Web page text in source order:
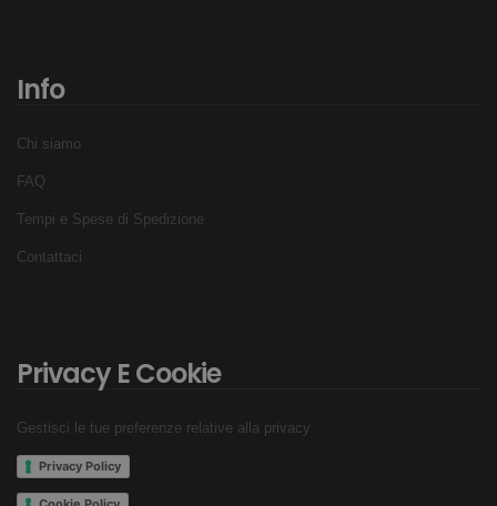
Info
Chi siamo
FAQ
Tempi e Spese di Spedizione
Contattaci
Privacy E Cookie
Gestisci le tue preferenze relative alla privacy
Privacy Policy